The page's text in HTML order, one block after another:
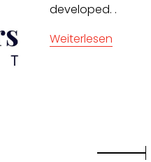
developed. .
Weiterlesen